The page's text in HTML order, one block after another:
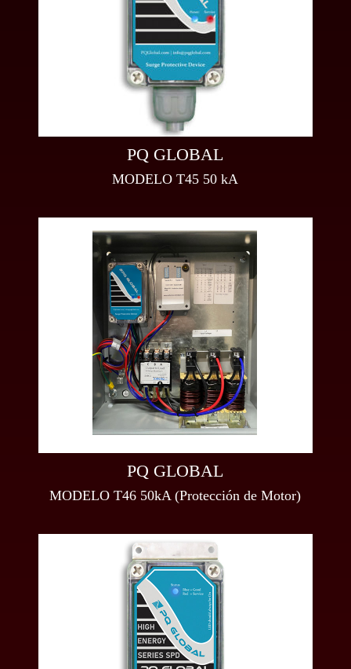
PQ GLOBAL
MODELO T45 50 kA
PQ GLOBAL
MODELO T46 50kA (Protección de Motor)